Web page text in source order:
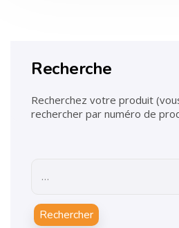
Recherche
Recherchez votre produit
rechercher par numéro de
Rechercher